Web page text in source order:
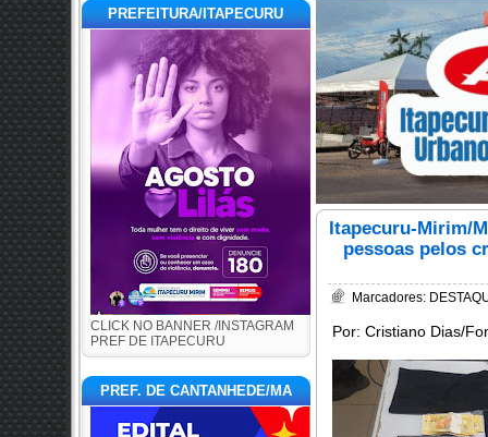
PREFEITURA/ITAPECURU
CLICK NO BANNER /INSTAGRAM
PREF DE ITAPECURU
PREF. DE CANTANHEDE/MA
Itapecuru-Mirim/
pessoas pelos
Marcadores:
Por: Cristiano Dias/